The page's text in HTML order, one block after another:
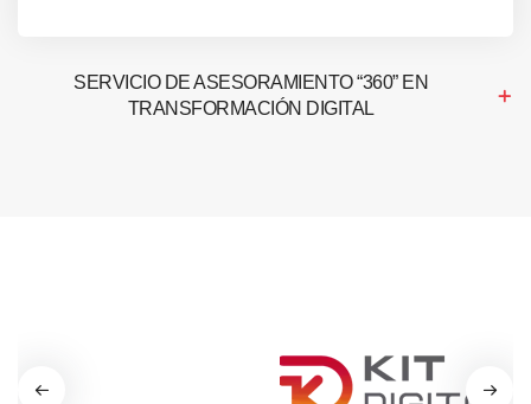
SERVICIO DE ASESORAMIENTO “360” EN
TRANSFORMACIÓN DIGITAL